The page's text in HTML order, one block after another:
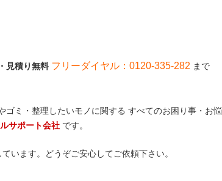
見積り無料 フリーダイヤル：0120-335-282 まで
ゴミ・整理したいモノに関する すべてのお困り事・お悩
サポート会社 です。
ています。どうぞご安心してご依頼下さい。